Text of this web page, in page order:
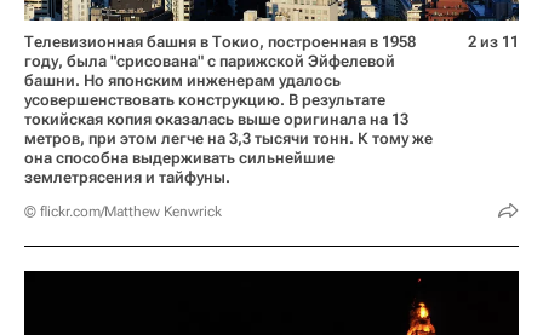
Телевизионная башня в Токио, построенная в 1958
году, была "срисована" с парижской Эйфелевой
башни. Но японским инженерам удалось
усовершенствовать конструкцию. В результате
токийская копия оказалась выше оригинала на 13
метров, при этом легче на 3,3 тысячи тонн. К тому же
она способна выдерживать сильнейшие
землетрясения и тайфуны.
© flickr.com/Matthew Kenwrick
2 из 11